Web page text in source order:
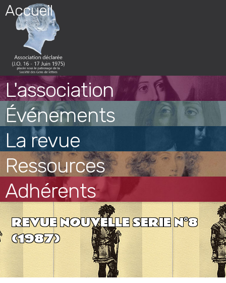
Skip
content
Accueil
L'association
Événements
La revue
Ressources
Adhérents
REVUE NOUVELLE SERIE N°8
(1987)